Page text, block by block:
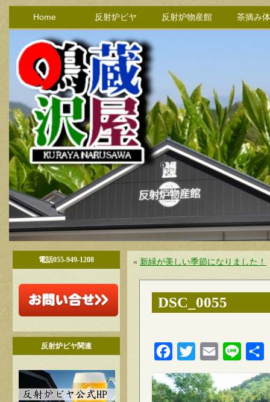
Home 反射炉ビヤ 反射炉物産館 茶摘み
電話055-949-1208
反射炉ビヤ関連
« 新緑が美しい季節になりました！
DSC_0055
FacebookTwitter Email Line